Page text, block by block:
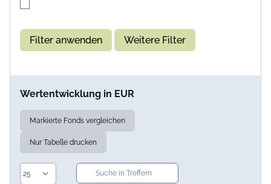
Filter anwenden Weitere Filter
Wertentwicklung in EUR
Markierte Fonds vergleichen
Nur Tabelle drucken